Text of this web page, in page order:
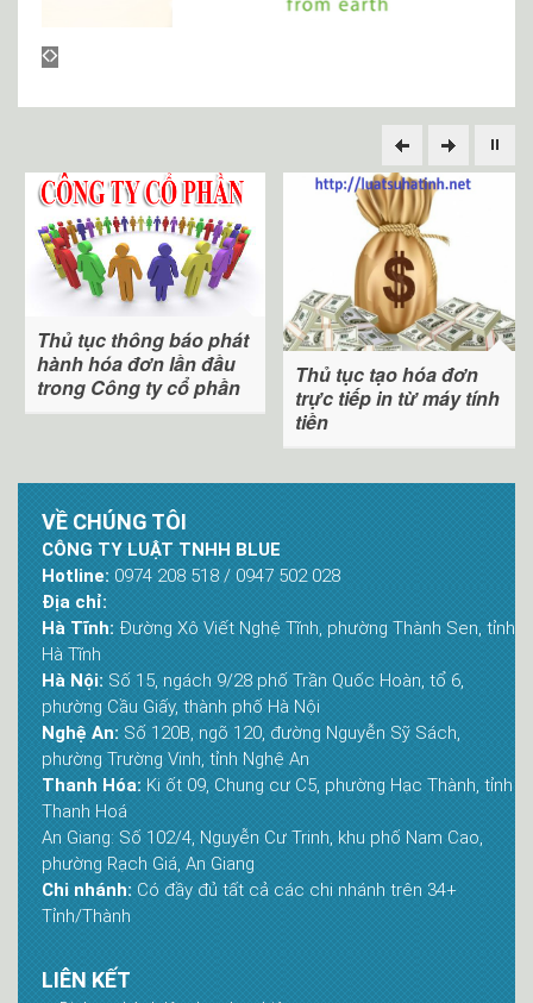
Thủ tục thông báo phát
hành hóa đơn lần đầu
trong Công ty cổ phần
Thủ tục tạo hóa đơn
trực tiếp in từ máy tính
tiền
VỀ CHÚNG TÔI
CÔNG TY LUẬT TNHH BLUE
Hotline: 0974 208 518 / 0947 502 028
Địa chỉ:
Hà Tĩnh: Đường Xô Viết Nghệ Tĩnh, phường Thành Sen, tỉnh
Hà Tĩnh
Hà Nội: Số 15, ngách 9/28 phố Trần Quốc Hoàn, tổ 6,
phường Cầu Giấy, thành phố Hà Nội
Nghệ An: Số 120B, ngõ 120, đường Nguyễn Sỹ Sách,
phường Trường Vinh, tỉnh Nghệ An
Thanh Hóa: Ki ốt 09, Chung cư C5, phường Hạc Thành, tỉnh
Thanh Hoá
An Giang: Số 102/4, Nguyễn Cư Trinh, khu phố Nam Cao,
phường Rạch Giá, An Giang
Chi nhánh: Có đầy đủ tất cả các chi nhánh trên 34+
Tỉnh/Thành
LIÊN KẾT